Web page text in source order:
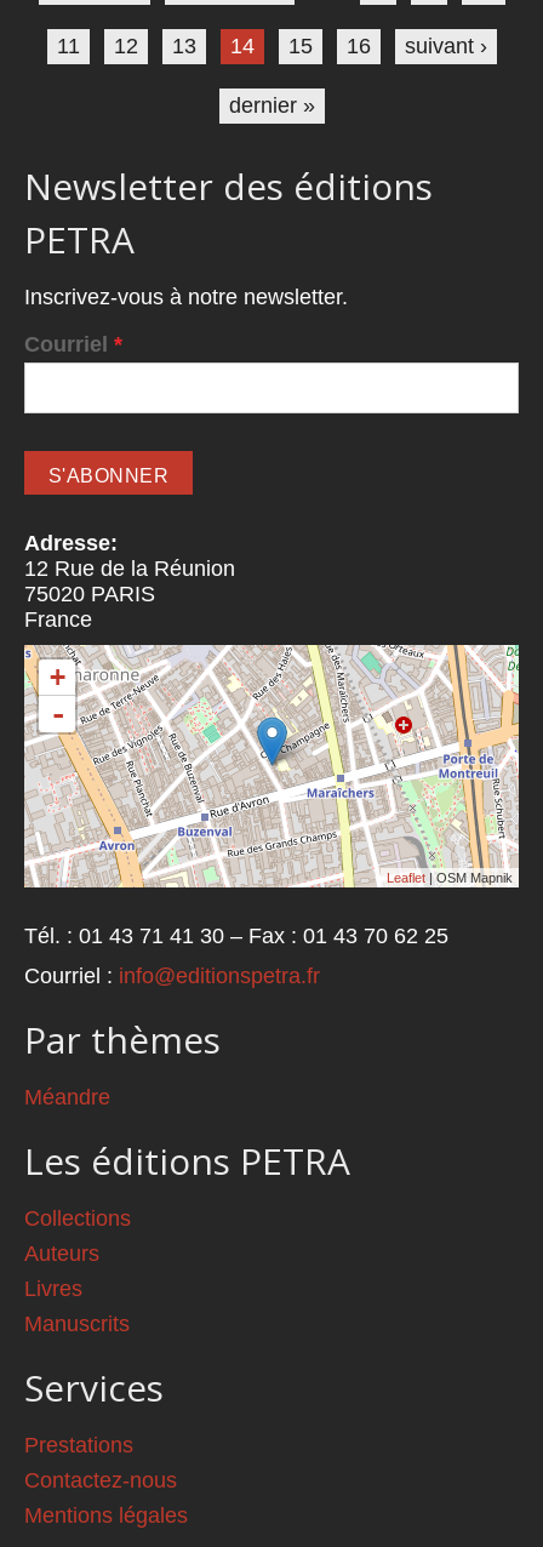
11 12 13 14 15 16 suivant ›
dernier »
Newsletter des éditions
PETRA
Inscrivez-vous à notre newsletter.
Courriel *
Adresse:
12 Rue de la Réunion
75020 PARIS
France
+
-
Leaflet | OSM Mapnik
Tél. : 01 43 71 41 30 – Fax : 01 43 70 62 25
Courriel : info@editionspetra.fr
Par thèmes
Méandre
Les éditions PETRA
Collections
Auteurs
Livres
Manuscrits
Services
Prestations
Contactez-nous
Mentions légales